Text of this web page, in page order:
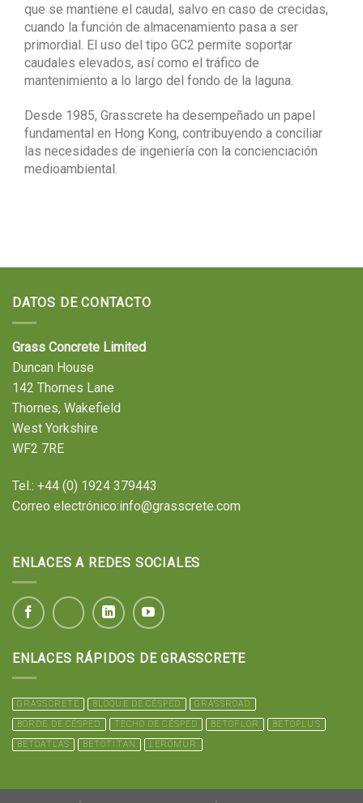
que se mantiene el caudal, salvo en caso de crecidas,
cuando la función de almacenamiento pasa a ser
primordial. El uso del tipo GC2 permite soportar
caudales elevados, así como el tráfico de
mantenimiento a lo largo del fondo de la laguna.
Desde 1985, Grasscrete ha desempeñado un papel
fundamental en Hong Kong, contribuyendo a conciliar
las necesidades de ingeniería con la concienciación
medioambiental.
DATOS DE CONTACTO
Grass Concrete Limited
Duncan House
142 Thornes Lane
Thornes, Wakefield
West Yorkshire
WF2 7RE
Tel.: +44 (0) 1924 379443
Correo electrónico:info@grasscrete.com
ENLACES A REDES SOCIALES
ENLACES RÁPIDOS DE GRASSCRETE
GRASSCRETE BLOQUE DE CÉSPED
GRASSROAD
BORDE DE CÉSPED
TECHO DE CÉSPED BETOFLOR
BETOPLUS
BETOATLAS
BETOTITAN LEROMUR